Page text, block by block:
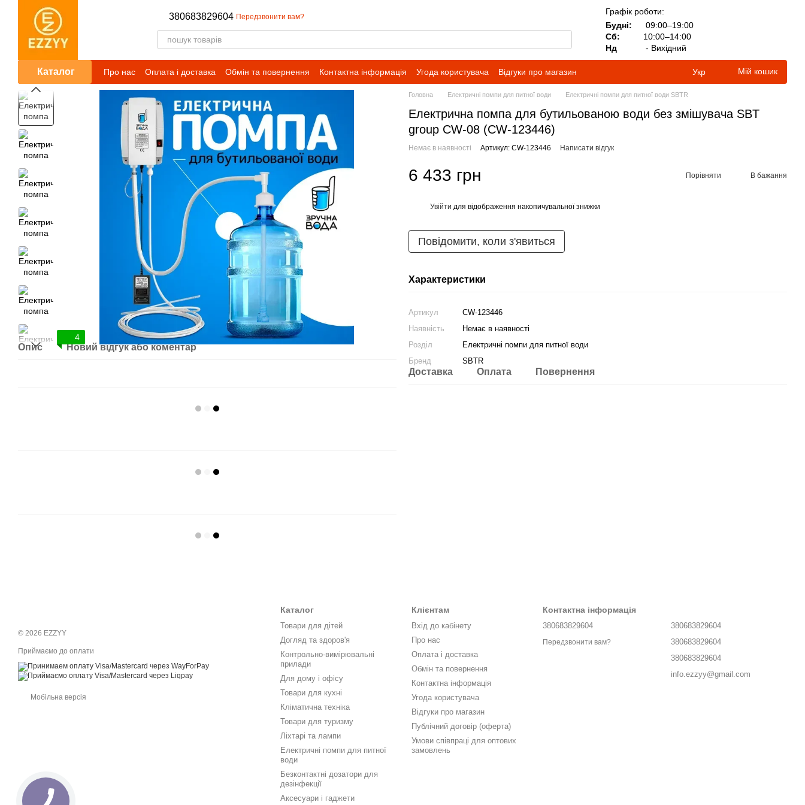
Перейти до основного контенту
380683829604 Передзвонити вам?
Графік роботи:
Будні:
09:00–19:00
Сб:
10:00–14:00
Нд
- Вихідний
Каталог Про нас Оплата і доставка Обмін та повернення Контактна інформація Угода користувача
Відгуки про магазин
Публічний договір (оферта)
Умови співпраці для оптових замовлень
Укр Мій кошик
4
Опис Новий відгук або коментар
Головна Електричні помпи для питної води Електричні помпи для питної води SBTR
Електрична помпа для бутильованою води без змішувача SBT
group CW-08 (CW-123446)
Немає в наявності Артикул: CW-123446 Написати відгук
6 433 грн Порівняти В бажання
Увійти для відображення накопичувальної знижки
Повідомити, коли з'явиться
Характеристики
Артикул
CW-123446
Наявність
Немає в наявності
Розділ
Електричні помпи для питної води
Бренд
SBTR
Доставка Оплата Повернення
© 2026 EZZYY
Приймаємо до оплати
Мобільна версія
Каталог
Товари для дітей
Догляд та здоров'я
Контрольно-вимірювальні
прилади
Для дому і офісу
Товари для кухні
Кліматична техніка
Товари для туризму
Ліхтарі та лампи
Електричні помпи для питної
води
Безконтактні дозатори для
дезінфекції
Аксесуари і гаджети
Клієнтам
Вхід до кабінету
Про нас
Оплата і доставка
Обмін та повернення
Контактна інформація
Угода користувача
Відгуки про магазин
Публічний договір (оферта)
Умови співпраці для оптових
замовлень
Контактна інформація
380683829604
Передзвонити вам?
380683829604
380683829604
380683829604
info.ezzyy@gmail.com